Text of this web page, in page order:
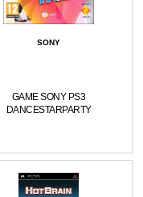
SONY
GAME SONY PS3
DANCESTARPARTY